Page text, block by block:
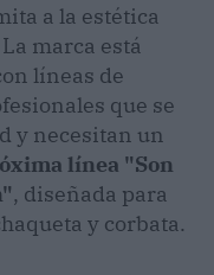
a la estética
marca está
líneas de
que se
y necesitan un
línea "Son
, diseñada para
y corbata.